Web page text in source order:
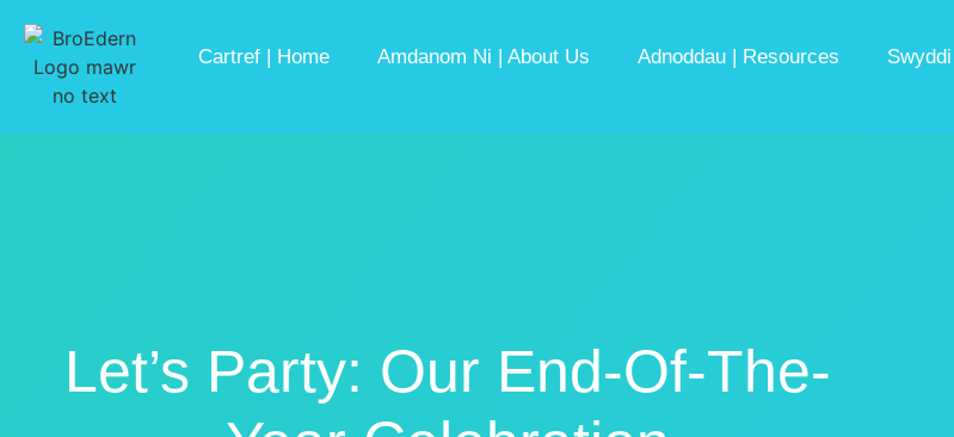
Cartref | Home Amdanom Ni | About Us Adnoddau | Resources
Let’s Party: Our End-Of-The-